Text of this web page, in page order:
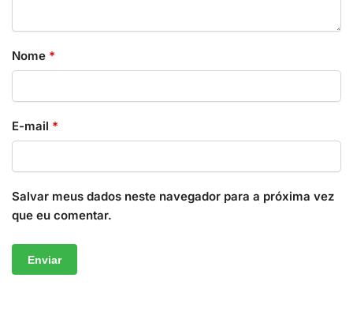
Nome *
E-mail *
Salvar meus dados neste navegador para a próxima vez
que eu comentar.